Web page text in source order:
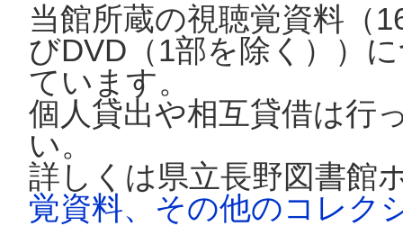
当館所蔵の視聴覚資料（
びDVD（1部を除く））
ています。
個人貸出や相互貸借は行
い。
詳しくは県立長野図書館
覚資料、その他のコレク